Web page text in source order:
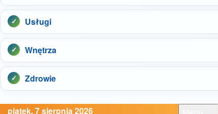
Usługi
Wnętrza
Zdrowie
piątek, 7 sierpnia 2026